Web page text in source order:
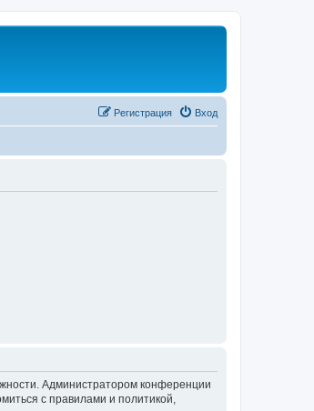
Вход
Регистрация
Администратором конференции
с правилами и политикой,